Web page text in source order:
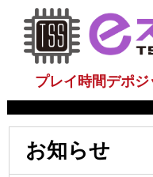
プレイ時間デポジ
お知らせ